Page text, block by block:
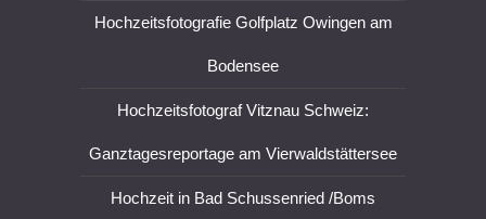
Hochzeitsfotografie Golfplatz Owingen am
Bodensee
Hochzeitsfotograf Vitznau Schweiz:
Ganztagesreportage am Vierwaldstättersee
Hochzeit in Bad Schussenried /Boms